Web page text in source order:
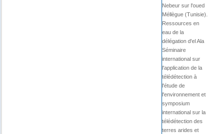
Nebeur sur l'oued
Méllègue (Tunisie).
Ressources en
eau de la
délégation d'el Ala
Séminaire
international sur
l'application de la
télédétection à
l'étude de
l'environnement et
symposium
international sur la
télédétection des
terres arides et